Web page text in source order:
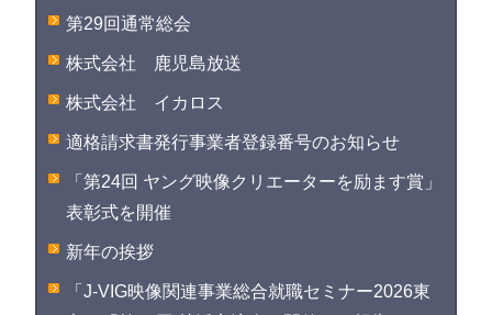
第29回通常総会
株式会社 鹿児島放送
株式会社 イカロス
適格請求書発行事業者登録番号のお知らせ
「第24回 ヤング映像クリエーターを励ます賞」
表彰式を開催
新年の挨拶
「J-VIG映像関連事業総合就職セミナー2026東